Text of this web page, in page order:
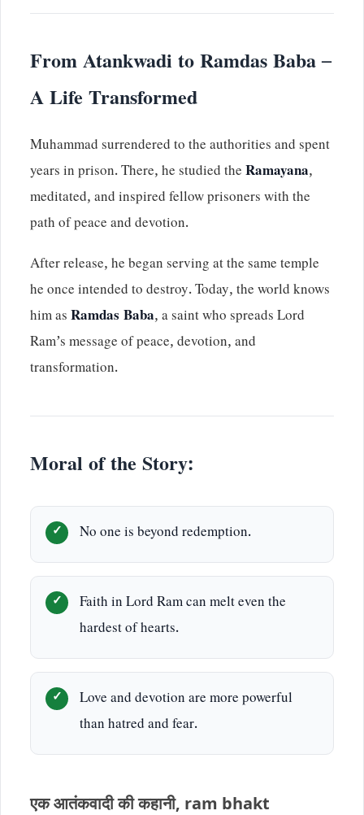
From Atankwadi to Ramdas Baba –
A Life Transformed
Muhammad surrendered to the authorities and spent
years in prison. There, he studied theRamayana,
meditated, and inspired fellow prisoners with the
path of peace and devotion.
After release, he began serving at the same temple
he once intended to destroy. Today, the world knows
him asRamdas Baba, a saint who spreads Lord
Ram’s message of peace, devotion, and
transformation.
Moral of the Story:
No one is beyond redemption.
Faith in Lord Ram can melt even the
hardest of hearts.
Love and devotion are more powerful
than hatred and fear.
एक आतंकवादी की कहानी, ram bhakt